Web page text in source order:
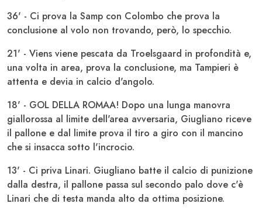
36' - Ci prova la Samp con Colombo che prova la
conclusione al volo non trovando, però, lo specchio.
21' - Viens viene pescata da Troelsgaard in profondità e,
una volta in area, prova la conclusione, ma Tampieri è
attenta e devia in calcio d'angolo.
18' - GOL DELLA ROMAA! Dopo una lunga manovra
giallorossa al limite dell'area avversaria, Giugliano riceve
il pallone e dal limite prova il tiro a giro con il mancino
che si insacca sotto l'incrocio.
13' - Ci priva Linari. Giugliano batte il calcio di punizione
dalla destra, il pallone passa sul secondo palo dove c'è
Linari che di testa manda alto da ottima posizione.